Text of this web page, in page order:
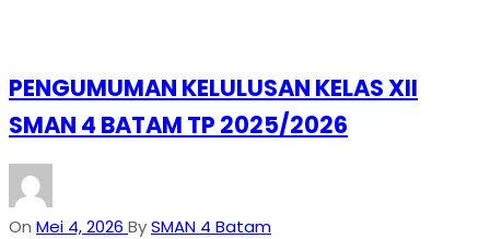
PENGUMUMAN KELULUSAN KELAS XII
SMAN 4 BATAM TP 2025/2026
On Mei 4, 2026 BySMAN 4 Batam